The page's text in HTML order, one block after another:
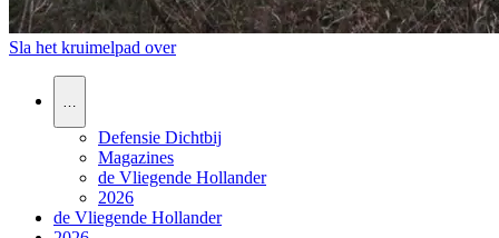
Sla het kruimelpad over
Defensie Dichtbij
Magazines
de Vliegende Hollander
2026
de Vliegende Hollander